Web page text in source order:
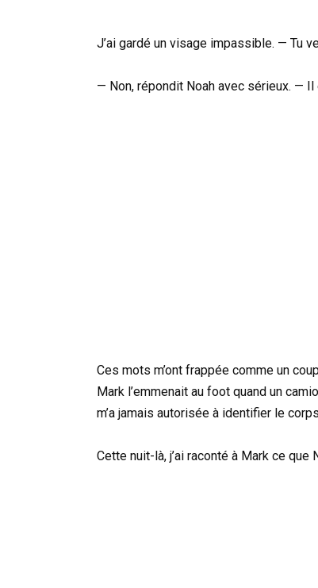
J’ai gardé un visage impassible. — Tu
— Non, répondit Noah avec sérieux. — Il
Ces mots m’ont frappée comme un
Mark l’emmenait au foot quand un
m’a jamais autorisée à identifier le
Cette nuit-là, j’ai raconté à Mark ce que